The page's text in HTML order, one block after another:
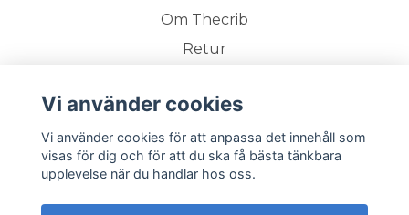
Om Thecrib
Retur
Prenumerera på vårt nyhetsbrev
Vi använder cookies
Vi använder cookies för att anpassa det innehåll som
visas för dig och för att du ska få bästa tänkbara
upplevelse när du handlar hos oss.